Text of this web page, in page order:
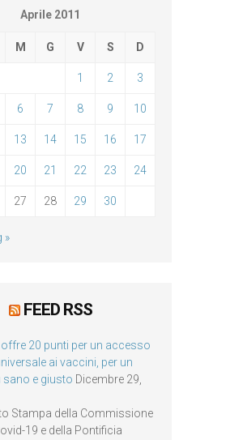
Aprile 2011
M G V S D
1 2 3
6 7 8 9 10
13 14 15 16 17
20 21 22 23 24
27 28 29 30
»
FEED RSS
offre 20 punti per un accesso
ai vaccini, per un
e giusto Dicembre 29,
Stampa della Commissione
19 e della Pontificia